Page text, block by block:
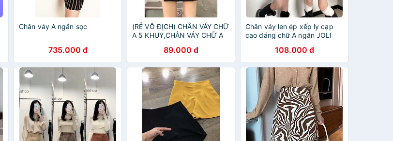
Chân váy A ngắn sọc
735.000 đ
(RẺ VÔ ĐỊCH) CHÂN VÁY CHỮ
A 5 KHUY,CHÂN VÁY CHỮ A
89.000 đ
Chân váy len ép xếp ly cạp
cao dáng chữ A ngắn JOLI
108.000 đ